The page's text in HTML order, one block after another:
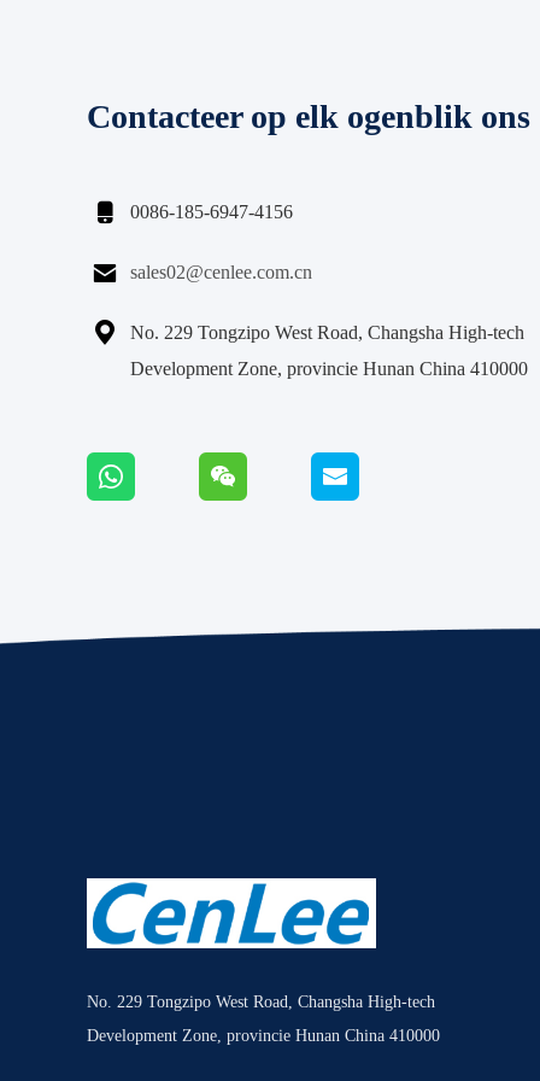
Contacteer op elk ogenblik ons
 0086-185-6947-4156
 sales02@cenlee.com.cn

No. 229 Tongzipo West Road, Changsha High-tech
Development Zone, provincie Hunan China 410000
No. 229 Tongzipo West Road, Changsha High-tech
Development Zone, provincie Hunan China 410000